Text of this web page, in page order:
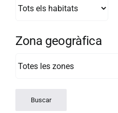
Zona geogràfica